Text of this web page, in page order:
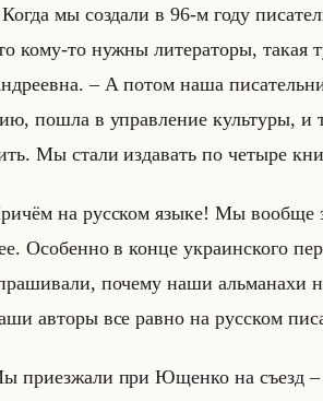
мы со­зда­ли в 96-м году
кому-то нужны ли­те­ра­то­ры, такая
– А потом наша
пошла в управ­ле­ние культу­ры,
Мы стали из­да­вать по че­ты­ре
на рус­ском языке! Мы во­об­ще
Осо­бен­но в конце укра­ин­ско­го
по­че­му наши альма­на­хи
ав­то­ры все равно на рус­ском
при­ез­жа­ли при Ющен­ко на съезд –